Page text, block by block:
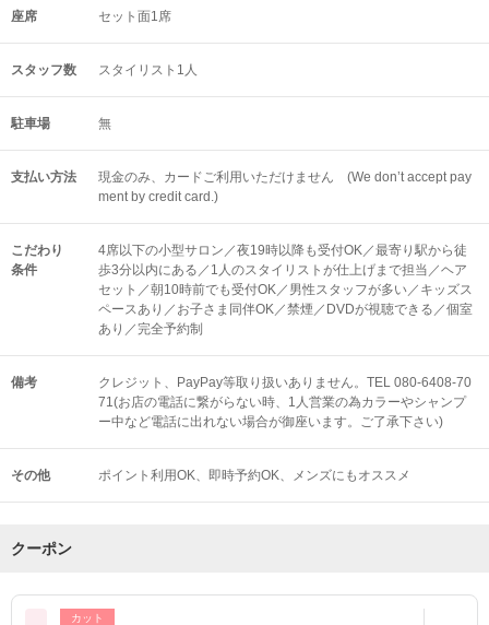
座席 セット面1席
スタッフ数 スタイリスト1人
駐車場 無
支払い方法
現金のみ、カードご利用いただけません (We don’t accept pay
ment by credit card.)
こだわり
条件
4席以下の小型サロン／夜19時以降も受付OK／最寄り駅から徒
歩3分以内にある／1人のスタイリストが仕上げまで担当／ヘア
セット／朝10時前でも受付OK／男性スタッフが多い／キッズス
ペースあり／お子さま同伴OK／禁煙／DVDが視聴できる／個室
あり／完全予約制
備考
クレジット、PayPay等取り扱いありません。TEL 080-6408-70
71(お店の電話に繋がらない時、1人営業の為カラーやシャンプ
ー中など電話に出れない場合が御座います。ご了承下さい)
その他 ポイント利用OK 即時予約OK メンズにもオススメ
クーポン
カット